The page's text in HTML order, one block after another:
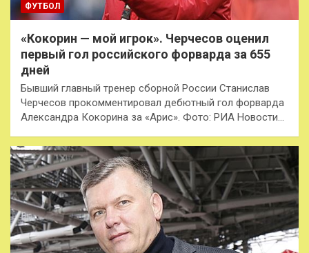
ФУТБОЛ
«Кокорин — мой игрок». Черчесов оценил
первый гол российского форварда за 655
дней
Бывший главный тренер сборной России Станислав
Черчесов прокомментировал дебютный гол форварда
Александра Кокорина за «Арис». Фото: РИА Новости…